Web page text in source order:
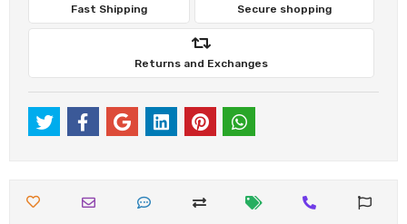
Fast Shipping Secure shopping
Returns and Exchanges